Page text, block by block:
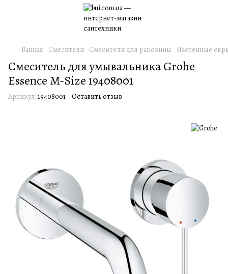
Ванная Смесители Смесители для раковины Настенные
Смеситель для умывальника Grohe
Essence M-Size 19408001
Артикул:19408001 Оставить отзыв